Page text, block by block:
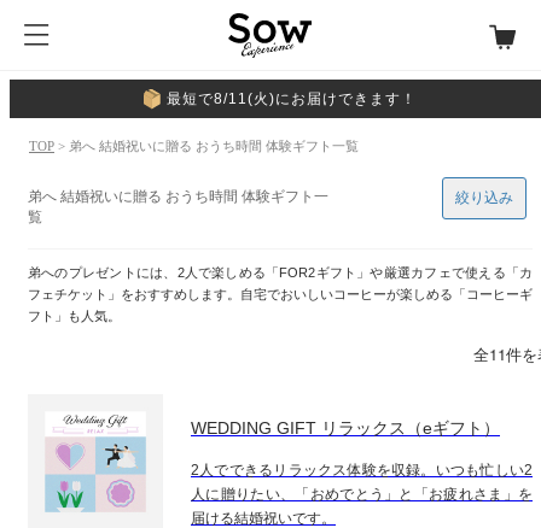
最短で8/11(火)にお届けできます！
TOP > 弟へ 結婚祝いに贈る おうち時間 体験ギフト一覧
弟へ 結婚祝いに贈る おうち時間 体験ギフト一
覧
弟へのプレゼントには、2人で楽しめる「FOR2ギフト」や厳選カフェで使える「カ
フェチケット」をおすすめします。自宅でおいしいコーヒーが楽しめる「コーヒーギ
フト」も人気。
絞り込み
全11件
WEDDING GIFT リラックス（eギフト）
2人でできるリラックス体験を収録。いつも忙しい2
人に贈りたい、「おめでとう」と「お疲れさま」を
届ける結婚祝いです。